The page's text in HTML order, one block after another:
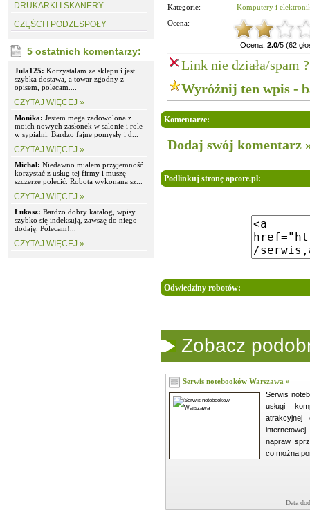
DRUKARKI I SKANERY
CZĘŚCI I PODZESPOŁY
5 ostatnich komentarzy:
Jula125: Korzystałam ze sklepu i jest
szybka dostawa, a towar zgodny z
opisem, polecam....
CZYTAJ WIĘCEJ »
Monika: Jestem mega zadowolona z
moich nowych zasłonek w salonie i role
w sypialni. Bardzo fajne pomysły i d...
CZYTAJ WIĘCEJ »
Michał: Niedawno miałem przyjemność
korzystać z usług tej firmy i muszę
szczerze polecić. Robota wykonana sz...
CZYTAJ WIĘCEJ »
Łukasz: Bardzo dobry katalog, wpisy
szybko się indeksują, zawszę do niego
dodaję. Polecam!...
CZYTAJ WIĘCEJ »
Kategorie:
Komputery i
Ocena:
Ocena: 2.0/5 (62
Link nie działa/spam ?
Wyróżnij ten wpis -
Komentarze:
Dodaj swój komentarz
Podlinkuj stronę apcore.pl:
Odwiedziny robotów:
Zobacz
Serwis notebooków Warszawa »
Serwis
usługi
atrakcyjnej
napraw
co można
Data